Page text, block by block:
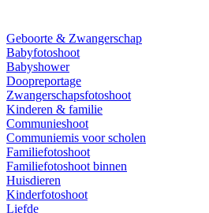
Geboorte & Zwangerschap
Babyfotoshoot
Babyshower
Doopreportage
Zwangerschapsfotoshoot
Kinderen & familie
Communieshoot
Communiemis voor scholen
Familiefotoshoot
Familiefotoshoot binnen
Huisdieren
Kinderfotoshoot
Liefde